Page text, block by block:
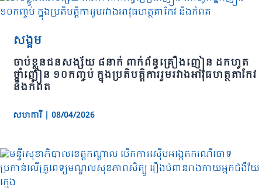
សង្គម
ចាប់ខ្លួនជនសង្ស័យ ៨នាក់ ពាក់ព័ន្ធគ្រឿងញៀន ដកហូត
ថ្នាំញៀន ១០កញ្ចប់ ក្នុងប្រតិបត្តិការរួមរវាងអាវុធហត្ថតាកែវ
និងកំពត
សហការី | 08/04/2026